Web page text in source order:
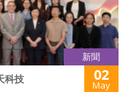
新聞
科技 02
May